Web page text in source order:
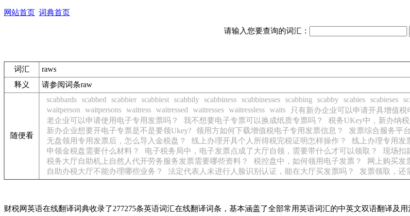
网站首页 词典首页
请输入您要查询的词汇：
词汇
raws
释义
请参阅词条raw
随便看
scabbards scabbed scabbier scabbiest scabbily scabbiness scabbinesses scabbing scabby scabies scabieses
waitperson
waitpersons waitress waitressed waitresses waitressless waits 只有新办企业可以申请开具增值税
老企业可以申请使用电子专用发票吗？
我不想要电子专票可以换成纸质专票吗？ 税务UKey中，新办纳
新办企业想要开电子专票是不是要领Ukey? 领用方如何下载增值税电子专用发票信息？
发票综合服务平
无盘领用专用发票后，怎么导入金税盘？
线上办理开具个人所得税完税证明怎样操作？ 线上办理专用发
申领金税盘需要什么材料？
电子税务局中，电子发票点成了大厅自领，需要带什么才可以领取？ 现场扣
税务大厅自助机上自然人代开劳务服务发票需要哪些资料？
税控盘中，如何领用电子发票？ 网上购买发
自助办税大厅不能办理哪些业务？
法定代表人未进行人脸识别认证，能在大厅买发票吗？ 发票领取，还
财税网英语在线翻译词典收录了277275条英语词汇在线翻译词条，基本涵盖了全部常用英语词汇的中英文双语翻译及用